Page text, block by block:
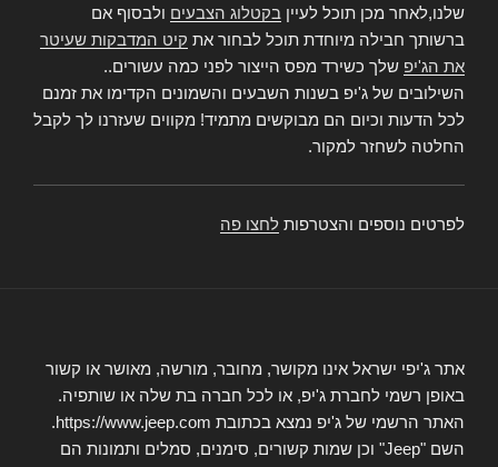
שלנו,לאחר מכן תוכל לעיין בקטלוג הצבעים ולבסוף אם
ברשותך חבילה מיוחדת תוכל לבחור את קיט המדבקות שעיטר
את הג'יפ שלך כשירד מפס הייצור לפני כמה עשורים..
השילובים של ג'יפ בשנות השבעים והשמונים הקדימו את זמנם
לכל הדעות וכיום הם מבוקשים מתמיד! מקווים שעזרנו לך לקבל
החלטה לשחזר למקור.
לפרטים נוספים והצטרפות לחצו פה
אתר ג'יפי ישראל אינו מקושר, מחובר, מורשה, מאושר או קשור
באופן רשמי לחברת ג'יפ, או לכל חברה בת שלה או שותפיה.
האתר הרשמי של ג'יפ נמצא בכתובת https://www.jeep.com.
השם "Jeep" וכן שמות קשורים, סימנים, סמלים ותמונות הם